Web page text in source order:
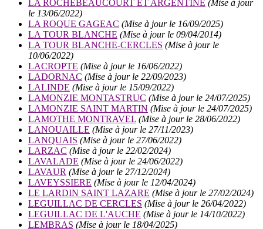
LA ROCHEBEAUCOURT ET ARGENTINE (Mise à jour
le 13/06/2022)
LA ROQUE GAGEAC (Mise à jour le 16/09/2025)
LA TOUR BLANCHE (Mise à jour le 09/04/2014)
LA TOUR BLANCHE-CERCLES (Mise à jour le
10/06/2022)
LACROPTE (Mise à jour le 16/06/2022)
LADORNAC (Mise à jour le 22/09/2023)
LALINDE (Mise à jour le 15/09/2022)
LAMONZIE MONTASTRUC (Mise à jour le 24/07/2025)
LAMONZIE SAINT MARTIN (Mise à jour le 24/07/2025)
LAMOTHE MONTRAVEL (Mise à jour le 28/06/2022)
LANOUAILLE (Mise à jour le 27/11/2023)
LANQUAIS (Mise à jour le 27/06/2022)
LARZAC (Mise à jour le 22/02/2024)
LAVALADE (Mise à jour le 24/06/2022)
LAVAUR (Mise à jour le 27/12/2024)
LAVEYSSIERE (Mise à jour le 12/04/2024)
LE LARDIN SAINT LAZARE (Mise à jour le 27/02/2024)
LEGUILLAC DE CERCLES (Mise à jour le 26/04/2022)
LEGUILLAC DE L'AUCHE (Mise à jour le 14/10/2022)
LEMBRAS (Mise à jour le 18/04/2025)